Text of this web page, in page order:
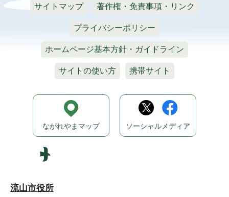
サイトマップ 著作権・免責事項・リンク
プライバシーポリシー
ホームページ基本方針・ガイドライン
サイトの使い方 携帯サイト
流山市役所
ながれやまマップ ソーシャルメディア